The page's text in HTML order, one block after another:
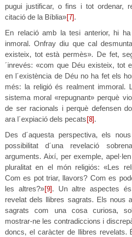
pugui justificar, o fins i tot ordenar,
citació de la Bíblia»[7].
En relació amb la tesi anterior, hi
inmoral. Onfray diu que cal
existeix, tot està permès». De fet,
´inrevés: «com que Déu existeix, tot
en l´existència de Déu no ha fet els
més: la religió és realment immoral.
sistema moral «repugnant» perquè
de ser racionals i perquè defensen
ara l´expiació dels pecats[8].
Des d´aquesta perspectiva, els
possibilitat d´una revelació
arguments. Així, per exemple,
pluralitat en el món religiós: «Les
Com es pot triar, llavors? Com es
les altres?»[9]. Un altre aspectes
revelat dels llibres sagrats. Els nous
sagrats com una cosa curiosa,
mostrar-ne les contradiccions i
doncs, el caràcter de llibres revelats.